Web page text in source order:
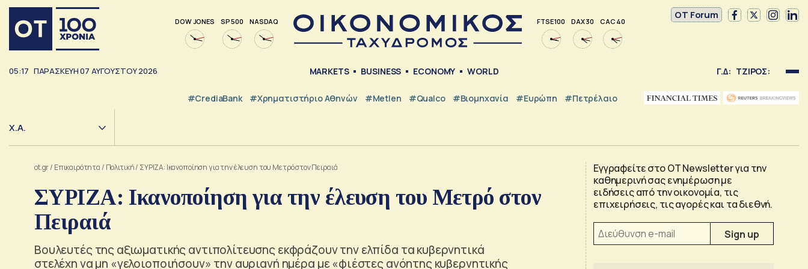
DOW JONES SP 500 NASDAQ FTSE 100 DAX 30 CAC 40
OT Forum
05:17 ΠΑΡΑΣΚΕΥΗ07 ΑΥΓΟΥΣΤΟΥ2026 MARKETS BUSINESS ECONOMY WORLD Γ.Δ: ΤΖΙΡΟΣ:
#CrediaBank #Χρηματιστήριο Αθηνών #metlen #Qualco #Βιομηχανία #Ευρώπη #Πετρέλαιο
Χ.Α.
ot.gr/ Επικαιρότητα / Πολιτική/ ΣΥΡΙΖΑ: Ικανοποίηση για την έλευση του Μετρό στον Πειραιά
ΣΥΡΙΖΑ: Ικανοποίηση για την έλευση του Μετρό στον
Πειραιά
Βουλευτές της αξιωματικής αντιπολίτευσης εκφράζουν την ελπίδα τα κυβερνητικά
στελέχη να μη «γελοιοποιήσουν» την αυριανή ημέρα με «φιέστες ανόητης κυβερνητικής
Εγγραφείτε στο OT Newsletter για την
καθημερινή σας ενημέρωση με
ειδήσεις από την οικονομία, τις
επιχειρήσεις, τις αγορές και τα διεθνή.